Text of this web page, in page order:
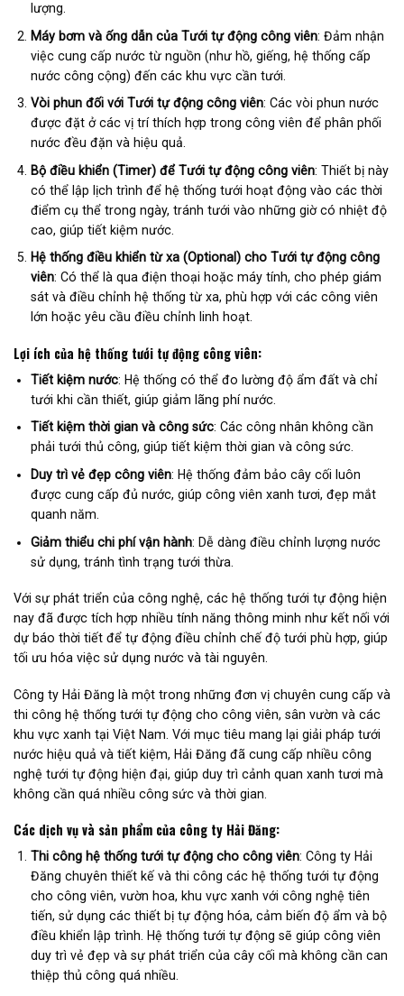
lượng.
Máy bơm và ống dẫn của Tưới tự động công viên: Đảm nhận
việc cung cấp nước từ nguồn (như hồ, giếng, hệ thống cấp
nước công cộng) đến các khu vực cần tưới.
Vòi phun đối với Tưới tự động công viên: Các vòi phun nước
được đặt ở các vị trí thích hợp trong công viên để phân phối
nước đều đặn và hiệu quả.
Bộ điều khiển (Timer) để Tưới tự động công viên: Thiết bị này
có thể lập lịch trình để hệ thống tưới hoạt động vào các thời
điểm cụ thể trong ngày, tránh tưới vào những giờ có nhiệt độ
cao, giúp tiết kiệm nước.
Hệ thống điều khiển từ xa (Optional) cho Tưới tự động công
viên: Có thể là qua điện thoại hoặc máy tính, cho phép giám
sát và điều chỉnh hệ thống từ xa, phù hợp với các công viên
lớn hoặc yêu cầu điều chỉnh linh hoạt.
Lợi ích của hệ thống tưới tự động công viên:
Tiết kiệm nước: Hệ thống có thể đo lường độ ẩm đất và chỉ
tưới khi cần thiết, giúp giảm lãng phí nước.
Tiết kiệm thời gian và công sức: Các công nhân không cần
phải tưới thủ công, giúp tiết kiệm thời gian và công sức.
Duy trì vẻ đẹp công viên: Hệ thống đảm bảo cây cối luôn
được cung cấp đủ nước, giúp công viên xanh tươi, đẹp mắt
quanh năm.
Giảm thiểu chi phí vận hành: Dễ dàng điều chỉnh lượng nước
sử dụng, tránh tình trạng tưới thừa.
Với sự phát triển của công nghệ, các hệ thống tưới tự động hiện
nay đã được tích hợp nhiều tính năng thông minh như kết nối với
dự báo thời tiết để tự động điều chỉnh chế độ tưới phù hợp, giúp
tối ưu hóa việc sử dụng nước và tài nguyên.
Công ty Hải Đăng là một trong những đơn vị chuyên cung cấp và
thi công hệ thống tưới tự động cho công viên, sân vườn và các
khu vực xanh tại Việt Nam. Với mục tiêu mang lại giải pháp tưới
nước hiệu quả và tiết kiệm, Hải Đăng đã cung cấp nhiều công
nghệ tưới tự động hiện đại, giúp duy trì cảnh quan xanh tươi mà
không cần quá nhiều công sức và thời gian.
Các dịch vụ và sản phẩm của công ty Hải Đăng:
Thi công hệ thống tưới tự động cho công viên: Công ty Hải
Đăng chuyên thiết kế và thi công các hệ thống tưới tự động
cho công viên, vườn hoa, khu vực xanh với công nghệ tiên
tiến, sử dụng các thiết bị tự động hóa, cảm biến độ ẩm và bộ
điều khiển lập trình. Hệ thống tưới tự động sẽ giúp công viên
duy trì vẻ đẹp và sự phát triển của cây cối mà không cần can
thiệp thủ công quá nhiều.